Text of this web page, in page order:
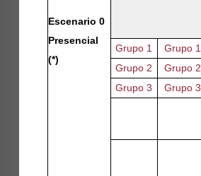
Escenario 0
Presencial
(*)
Grupo 1
Grupo 1
Grupo 2
Grupo 2
Grupo 3
Grupo 3